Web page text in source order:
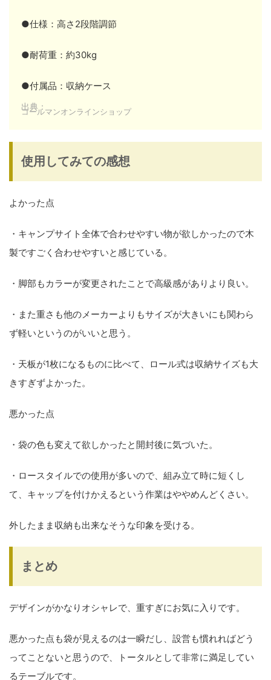
●仕様：高さ2段階調節
●耐荷重：約30kg
●付属品：収納ケース
出典：
コールマンオンラインショップ
使用してみての感想
よかった点
・ キャンプサイト全体で合わせやすい物が欲しかったので木
製ですごく合わせやすいと感じている。
・ 脚部もカラーが変更されたことで高級感があり より良い。
・また重さも他のメーカーよりもサイズが大きいにも関わら
ず軽いというのがいいと思う。
・天板が1枚になるものに比べて、ロール式は収納サイズも大
きすぎずよかった。
悪かった点
・ 袋の色も変えて欲しかった と開封後に気づいた。
・ロースタイルでの使用が多いので、組み立て時に短くし
て、 キャップを付けかえるという作業はややめんどくさい。
外したまま収納も出来なそうな印象を受ける。
まとめ
デザインがかなりオシャレで、重すぎにお気に入りです。
悪かった点も袋が見えるのは一瞬だし、設営も慣れればどう
ってことないと思うので、トータルとして非常に満足してい
るテーブルです。